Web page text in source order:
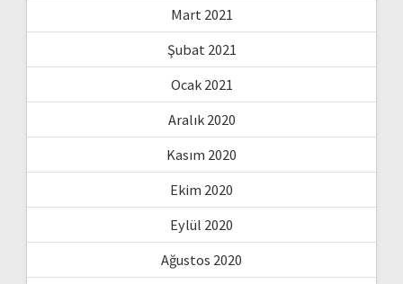
Mart 2021
Şubat 2021
Ocak 2021
Aralık 2020
Kasım 2020
Ekim 2020
Eylül 2020
Ağustos 2020